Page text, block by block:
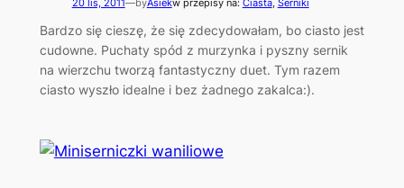
20 lis, 2011—byAsiekw przepisy na: Ciasta, Serniki
Bardzo się cieszę, że się zdecydowałam, bo ciasto jest
cudowne. Puchaty spód z murzynka i pyszny sernik
na wierzchu tworzą fantastyczny duet. Tym razem
ciasto wyszło idealne i bez żadnego zakalca:).